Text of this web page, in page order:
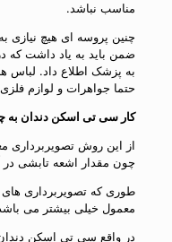
مناسب نباشد.
چنین پروسه ای هیچ نیازی
ضمن باید به یاد داشت که
به پزشک اطلاع داد. لباس
حتما جواهرات و لوازم
کار سی تی اسکن دندان
از این روش تصویربرداری
چون مقدار اشعه تابشی
طوری که تصویربرداری های
معمول خیلی بیشتر می
در واقع سی تی اسکن